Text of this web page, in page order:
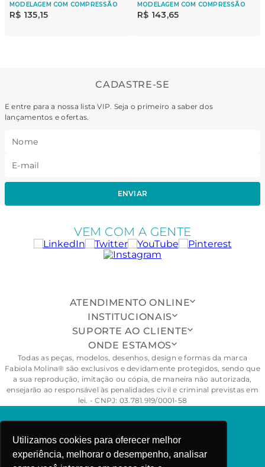
Utilizamos cookies para oferecer melhor
experiência, melhorar o desempenho, analisar
Brasil
MODELAGEM COM COMPRESSÃO
R$ 135,15
MODELAGEM COM COMPRESSÃO
R$ 143,65
CADASTRE-SE
E entre para a nossa lista VIP. Seja o primeiro a saber dos
lançamentos e ofertas.
ENVIAR
VEM COM A GENTE
ATENDIMENTO ONLINE
INSTITUCIONAIS
SUPORTE AO CLIENTE
ONDE ESTAMOS
Todas as peças, modelos, desenhos, design e formas da marca
Fabiola Molina® são exclusivos e devidamente protegidos, sendo que
a sua reprodução, imitação ou cópia, de maneira não autorizada,
ensejarão ao responsável às penalidades civil e criminal previstas em
lei. - CNPJ: 03.781.919/0001-58